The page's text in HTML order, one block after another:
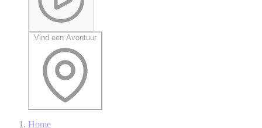
Vind een Avontuur
Home